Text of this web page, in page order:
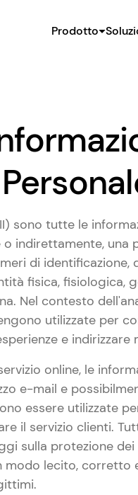
Prodotto
sono tutte le
indirettamente, una
di identificazione,
fisica, fisiologica,
Nel contesto
utilizzate per
e indirizzare
online, le
e-mail e
essere utilizzate
il servizio clienti.
sulla protezione dei
lecito, corretto